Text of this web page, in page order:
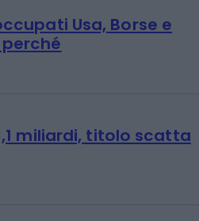
Usa, Borse e
miliardi, titolo scatta